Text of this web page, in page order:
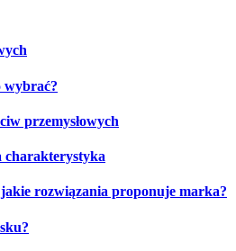
wybrać?
przemysłowych
charakterystyka
rozwiązania proponuje marka?